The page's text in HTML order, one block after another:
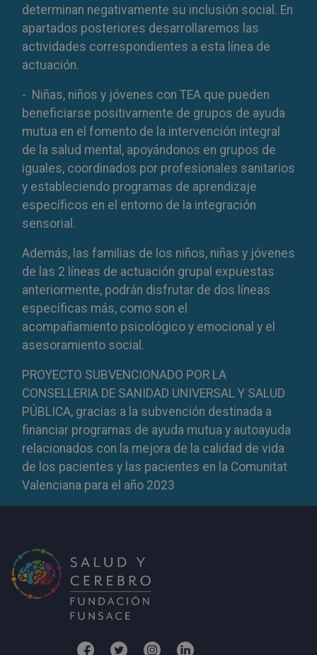
determinan negativamente su inclusión social. En
apartados posteriores desarrollaremos las
actividades correspondientes a esta línea de
actuación.
- Niñas, niños y jóvenes con TEA que pueden
beneficiarse positivamente de grupos de ayuda
mutua en el fomento de la intervención integral
de la salud mental, apoyándonos en grupos de
iguales, coordinados por profesionales sanitarios
y estableciendo programas de aprendizaje
específicos en el entorno de la integración
sensorial.
Además, las familias de los niños, niñas y jóvenes
de las 2 líneas de actuación grupal expuestas
anteriormente, podrán disfrutar de dos líneas
específicas más, como son el
acompañamiento psicológico y emocional y el
asesoramiento social.
PROYECTO SUBVENCIONADO POR LA
CONSELLERIA DE SANIDAD UNIVERSAL Y SALUD
PÚBLICA, gracias a la subvención destinada a
financiar programas de ayuda mutua y autoayuda
relacionados con la mejora de la calidad de vida
de los pacientes y las pacientes en la Comunitat
Valenciana para el año 2023